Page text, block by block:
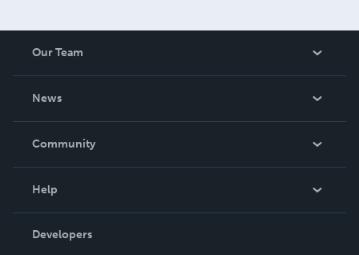
Our Team
News
In The News
Community
Podcast
Help
Order Lookup
Developers